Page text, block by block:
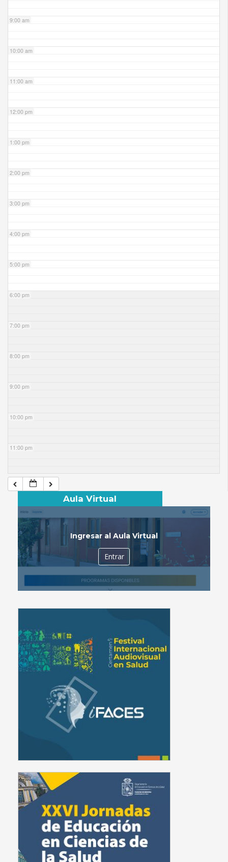
9:00 am
10:00 am
11:00 am
12:00 pm
1:00 pm
2:00 pm
3:00 pm
4:00 pm
5:00 pm
6:00 pm
7:00 pm
8:00 pm
9:00 pm
10:00 pm
11:00 pm
Aula Virtual
Ingresar al Aula Virtual
Entrar